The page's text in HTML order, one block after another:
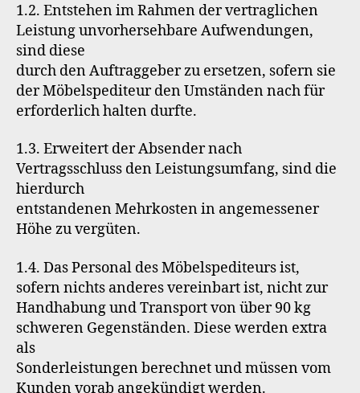
1.2. Entstehen im Rahmen der vertraglichen
Leistung unvorhersehbare Aufwendungen,
sind diese
durch den Auftraggeber zu ersetzen, sofern sie
der Möbelspediteur den Umständen nach für
erforderlich halten durfte.
1.3. Erweitert der Absender nach
Vertragsschluss den Leistungsumfang, sind die
hierdurch
entstandenen Mehrkosten in angemessener
Höhe zu vergüten.
1.4. Das Personal des Möbelspediteurs ist,
sofern nichts anderes vereinbart ist, nicht zur
Handhabung und Transport von über 90 kg
schweren Gegenständen. Diese werden extra
als
Sonderleistungen berechnet und müssen vom
Kunden vorab angekündigt werden.